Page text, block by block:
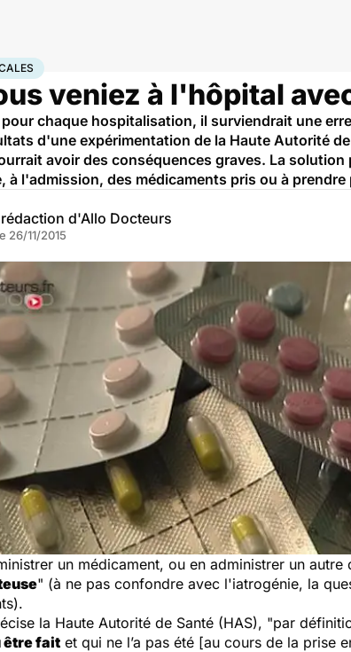
médicales
veniez à l'hôpital
pour chaque hospitalisation, il surviendrait une
d'une expérimentation de la Haute Autorité
avoir des conséquences graves. La
à l'admission, des médicaments pris ou à prendre
rédaction d'Allo Docteurs
26/11/2015
un médicament, ou en administrer un
" (à ne pas confondre avec l'iatrogénie, la
la Haute Autorité de Santé (HAS), "par
être fait et qui ne l’a pas été [au cours de la prise